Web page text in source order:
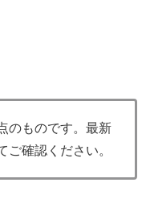
のものです。最新
ご確認ください。